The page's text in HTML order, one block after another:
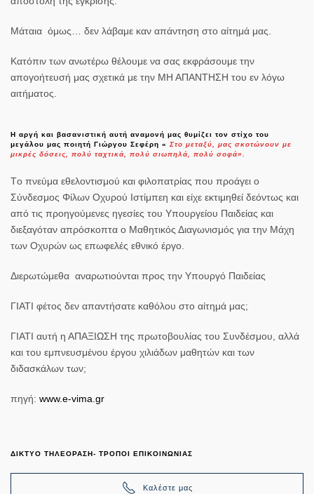
Μάταια όμως… δεν λάβαμε καν απάντηση στο αίτημά μας.
Κατόπιν των ανωτέρω θέλουμε να σας εκφράσουμε την
απογοήτευσή μας σχετικά με την ΜΗ ΑΠΑΝΤΗΣΗ του εν λόγω
αιτήματος.
Η αργή και βασανιστική αυτή αναμονή μας θυμίζει τον στίχο του
μεγάλου μας ποιητή Γιώργου Σεφέρη « Στο μεταξύ, μας σκοτώνουν με
μικρές δόσεις, πολύ ταχτικά, πολύ σιωπηλά, πολύ σοφά».
Tο πνεύμα εθελοντισμού και φιλοπατρίας που προάγει ο
Σύνδεσμος Φίλων Οχυρού Ιστίμπεη και είχε εκτιμηθεί δεόντως και
από τις προηγούμενες ηγεσίες του Υπουργείου Παιδείας και
διεξαγόταν απρόσκοπτα ο Μαθητικός Διαγωνισμός για την Μάχη
των Οχυρών ως επωφελές εθνικό έργο.
Διερωτώμεθα αναρωτιούνται προς την Υπουργό Παιδείας
ΓΙΑΤΙ φέτος δεν απαντήσατε καθόλου στο αίτημά μας;
ΓΙΑΤΙ αυτή η ΑΠΑΞΙΩΣΗ της πρωτοβουλίας του Συνδέσμου, αλλά
και του εμπνευσμένου έργου χιλιάδων μαθητών και των
διδασκάλων των;
πηγή: www.e-vima.gr
ΔΙΚΤΥΟ ΤΗΛΕΟΡΑΣΗ- ΤΡΟΠΟΙ ΕΠΙΚΟΙΝΩΝΙΑΣ
Καλέστε μας